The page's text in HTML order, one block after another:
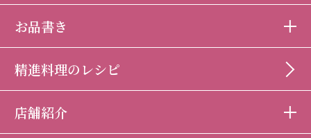
お品書き
精進料理のレシピ
店舗紹介